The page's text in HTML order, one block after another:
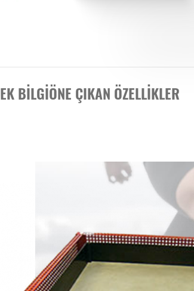
EK BILGIÖNE ÇIKAN ÖZELLIKLER
Isıtılmış Kum